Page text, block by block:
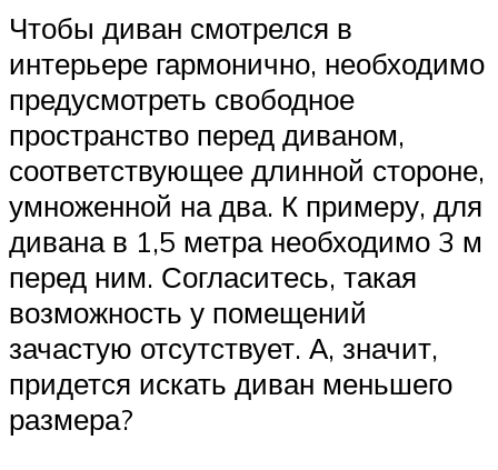
Чтобы диван смотрелся в
интерьере гармонично, необходимо
предусмотреть свободное
пространство перед диваном,
соответствующее длинной стороне,
умноженной на два. К примеру, для
дивана в 1,5 метра необходимо 3 м
перед ним. Согласитесь, такая
возможность у помещений
зачастую отсутствует. А, значит,
придется искать диван меньшего
размера?